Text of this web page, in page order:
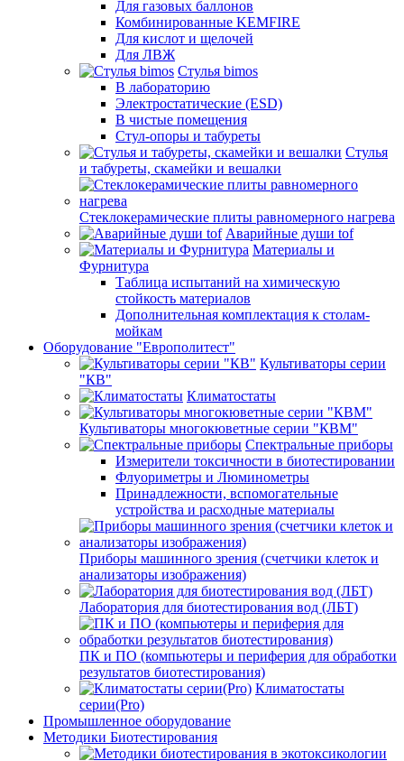
Для газовых баллонов
Комбинированные KEMFIRE
Для кислот и щелочей
Для ЛВЖ
Стулья bimos
В лабораторию
Электростатические (ESD)
В чистые помещения
Стул-опоры и табуреты
Стулья
и табуреты, скамейки и вешалки
Стеклокерамические плиты равномерного нагрева
Аварийные души tof
Материалы и
Фурнитура
Таблица испытаний на химическую
стойкость материалов
Дополнительная комплектация к столам-
мойкам
Оборудование "Европолитест"
Культиваторы серии
"КВ"
Климатостаты
Культиваторы многокюветные серии "КВМ"
Спектральные приборы
Измерители токсичности в биотестировании
Флуориметры и Люминометры
Принадлежности, вспомогательные
устройства и расходные материалы
Приборы машинного зрения (счетчики клеток и
анализаторы изображения)
Лаборатория для биотестирования вод (ЛБТ)
ПК и ПО (компьютеры и периферия для обработки
результатов биотестирования)
Климатостаты
серии(Pro)
Промышленное оборудование
Методики Биотестирования